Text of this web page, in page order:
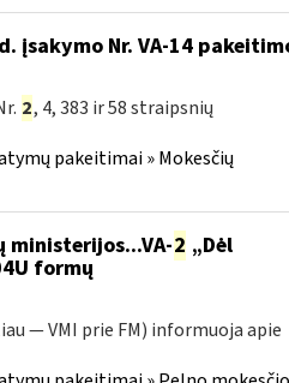
įsakymo Nr. VA-14
2, 4, 383 ir 58 straipsnių
pakeitimai » Mokesčių
ministerijos...VA-2 „Dėl
formų
— VMI prie FM) informuoja apie